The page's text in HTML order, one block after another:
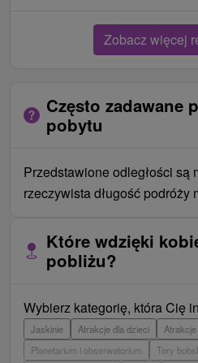
Zobacz więcej
Często zadawane
pobytu
Przedstawione odległości są
rzeczywista długość podróży
Które wdzięki
pobliżu?
Wybierz kategorię, która Cię
Jaskinie Atrakcje dla dzieci
Planetarium i obserwatorium
Tory